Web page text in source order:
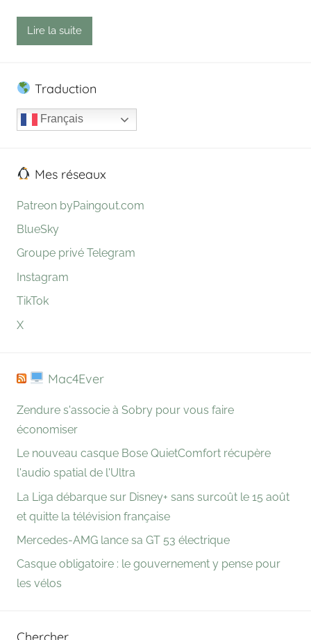
Lire la suite
Traduction
Français
Mes réseaux
Patreon byPaingout.com
BlueSky
Groupe privé Telegram
Instagram
TikTok
X
Mac4Ever
Zendure s'associe à Sobry pour vous faire
économiser
Le nouveau casque Bose QuietComfort récupère
l'audio spatial de l'Ultra
La Liga débarque sur Disney+ sans surcoût le 15 août
et quitte la télévision française
Mercedes-AMG lance sa GT 53 électrique
Casque obligatoire : le gouvernement y pense pour
les vélos